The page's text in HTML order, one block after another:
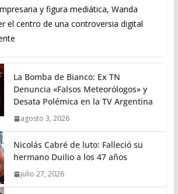
y figura mediática, Wanda
el centro de una controversia digital
La Bomba de Bianco: Ex TN
Denuncia «Falsos Meteorólogos» y
Desata Polémica en la TV Argentina
agosto 3, 2026
Nicolás Cabré de luto: Falleció su
hermano Duilio a los 47 años
julio 27, 2026